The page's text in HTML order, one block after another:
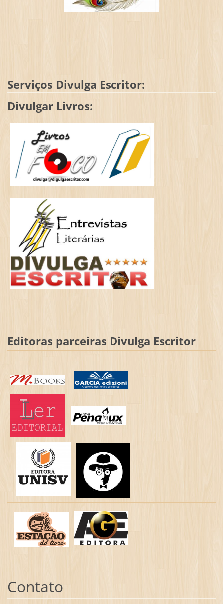
Serviços Divulga Escritor:
Divulgar Livros:
Editoras parceiras Divulga Escritor
Contato